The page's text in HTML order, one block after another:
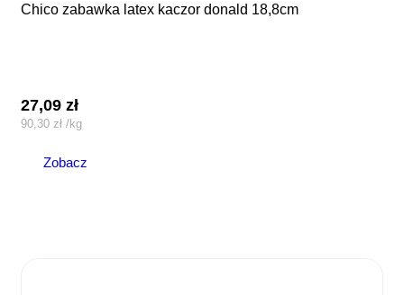
chico zabawka latex kaczor donald 18,8cm
27,09zł
90,30 zł /kg
Zobacz